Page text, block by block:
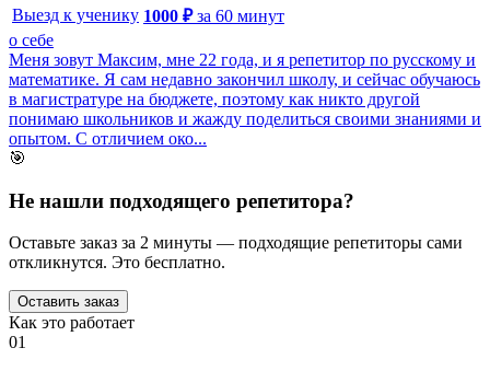
Выезд к ученику 1000 ₽ за 60 минут
о себе
Меня зовут Максим, мне 22 года, и я репетитор по русскому и
математике. Я сам недавно закончил школу, и сейчас обучаюсь
в магистратуре на бюджете, поэтому как никто другой
понимаю школьников и жажду поделиться своими знаниями и
опытом. С отличием око...
🎯
Не нашли подходящего репетитора?
Оставьте заказ за 2 минуты — подходящие репетиторы сами
откликнутся. Это бесплатно.
Оставить заказ
Как это работает
01